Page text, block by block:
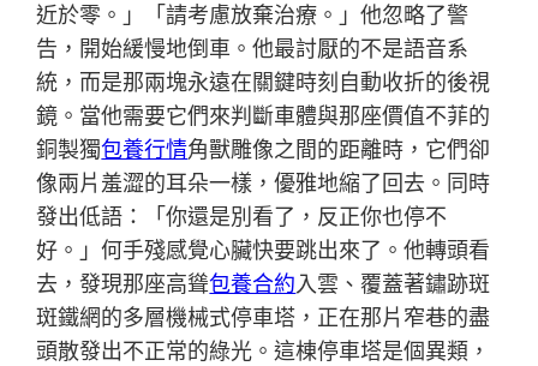
近於零。」「請考慮放棄治療。」他忽略了警
告，開始緩慢地倒車。他最討厭的不是語音系
統，而是那兩塊永遠在關鍵時刻自動收折的後視
鏡。當他需要它們來判斷車體與那座價值不菲的
銅製獨包養行情角獸雕像之間的距離時，它們卻
像兩片羞澀的耳朵一樣，優雅地縮了回去。同時
發出低語：「你還是別看了，反正你也停不
好。」何手殘感覺心臟快要跳出來了。他轉頭看
去，發現那座高聳包養合約入雲、覆蓋著鏽跡斑
斑鐵網的多層機械式停車塔，正在那片窄巷的盡
頭散發出不正常的綠光。這棟停車塔是個異類，